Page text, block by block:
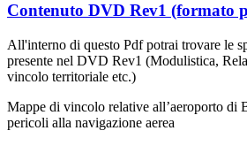
Contenuto DVD Rev1 (formato
All'interno di questo Pdf potrai trovare le
presente nel DVD Rev1 (Modulistica,
vincolo territoriale etc.)
Mappe di vincolo relative all’aeroporto di
pericoli alla navigazione aerea